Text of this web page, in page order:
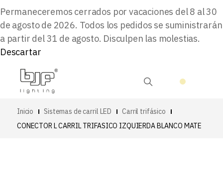
Permaneceremos cerrados por vacaciones del 8 al 30
de agosto de 2026. Todos los pedidos se suministrarán
a partir del 31 de agosto. Disculpen las molestias.
Descartar
Inicio Sistemas de carril LED
Carril trifásico
CONECTOR L CARRIL TRIFASICO IZQUIERDA BLANCO MATE